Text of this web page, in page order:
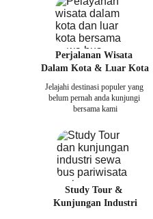
Perjalanan Wisata
Dalam Kota & Luar Kota
Jelajahi destinasi populer yang
belum pernah anda kunjungi
bersama kami
Study Tour &
Kunjungan Industri